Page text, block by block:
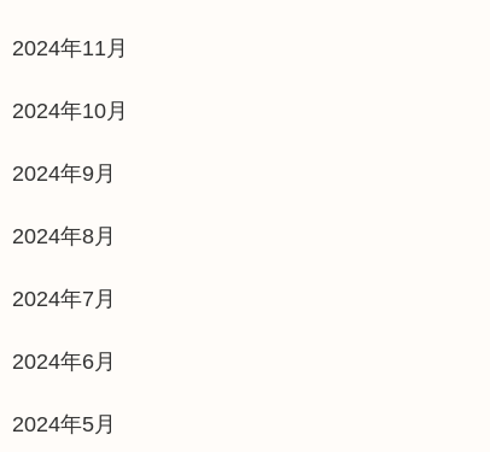
2024年11月
2024年10月
2024年9月
2024年8月
2024年7月
2024年6月
2024年5月